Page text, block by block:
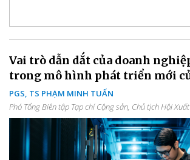
Vai trò dẫn dắt của doanh
trong mô hình phát triển mới
PGS, TS PHẠM MINH TUẤN
Phó Tổng Biên tập Tạp chí Cộng sản, Chủ tịch Hội